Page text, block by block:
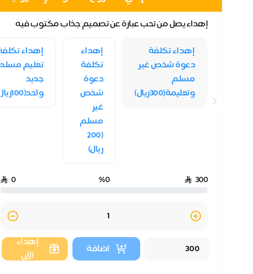
إهداء يصل من تحب عبارة عن تصميم جذاب مكتوب فيه
إهداء تكلفة
دعوة شخص غير
مسلم
وتعليمة(300ريال)
إهداء
تكلفة
دعوة
شخص
غير
مسلم
(200
ريال)
إهداء تكلفة
تعليم مسلم
جديد
واحد(100ريال)
300
%0
0
Quantity
اضافة
إهداء
الآن